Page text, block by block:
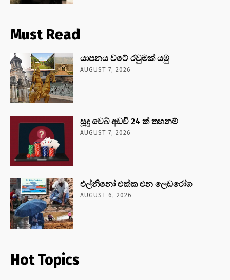
Must Read
යාපනය වටේ රවුමක් යමු
AUGUST 7, 2026
සූදු වෙබ් අඩවි 24 ක් තහනම්
AUGUST 7, 2026
එල්නිනෝ එක්ක එන ලෙඩරෝග
AUGUST 6, 2026
Hot Topics